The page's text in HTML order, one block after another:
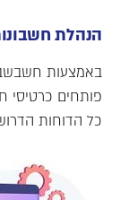
הנהלת
באמצעות
פותחים כרטיסי
כל הדוחות